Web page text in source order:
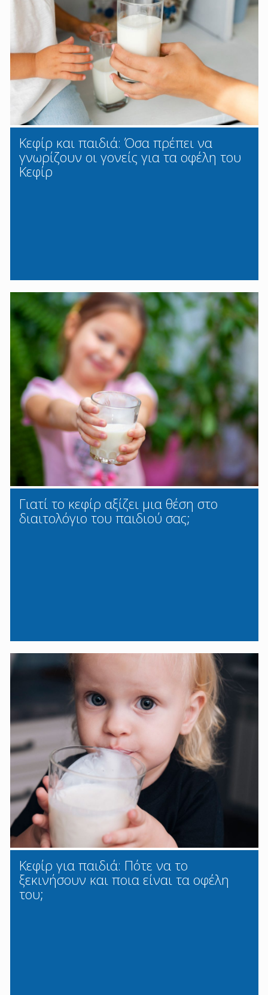
Κεφίρ και παιδιά: Όσα πρέπει να
γνωρίζουν οι γονείς για τα οφέλη του
Κεφίρ
Γιατί το κεφίρ αξίζει μια θέση στο
διαιτολόγιο του παιδιού σας;
Κεφίρ για παιδιά: Πότε να το
ξεκινήσουν και ποια είναι τα οφέλη
του;